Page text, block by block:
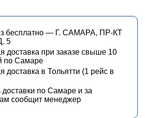
бесплатно — Г. САМАРА, ПР-КТ
5
доставка при заказе свыше 10
по Самаре
доставка в Тольятти (1 рейс в
по Самаре и за
сообщит менеджер